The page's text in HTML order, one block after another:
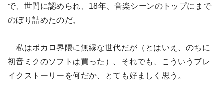
で、世間に認められ、18年、音楽シーンのトップにまで
のぼり詰めたのだ。
私はボカロ界隈に無縁な世代だが（とはいえ、のちに
初音ミクのソフトは買った）、それでも、こういうブレ
イクストーリーを何だか、とても好ましく思う。